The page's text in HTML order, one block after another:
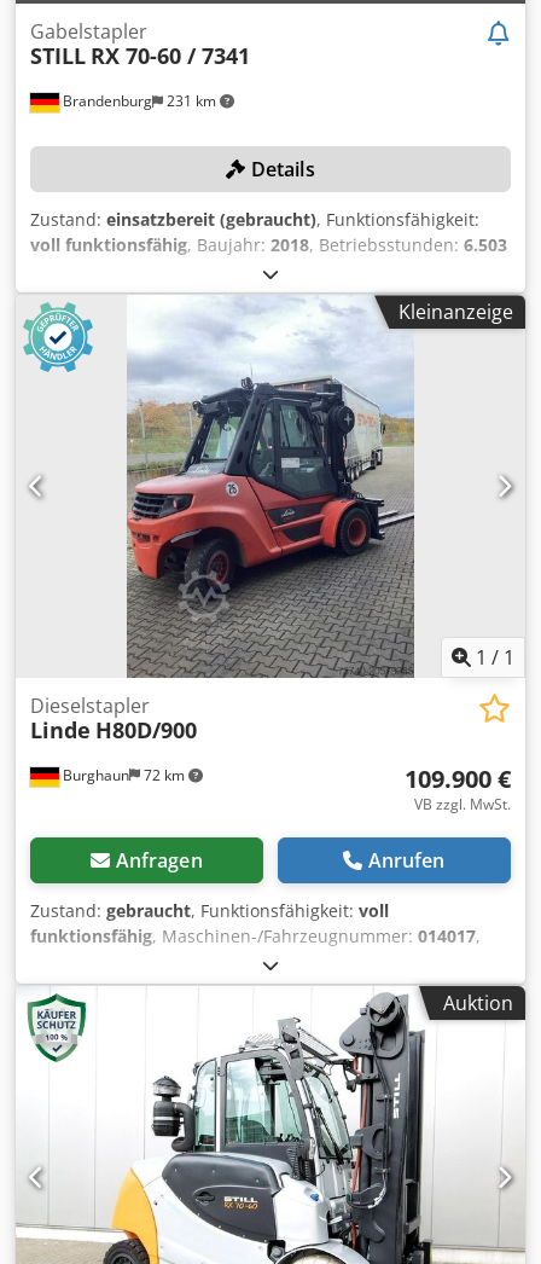
Brandenburg 231 km
Gabelstapler
STILL RX 70-60 / 7341
Details
Zustand: einsatzbereit (gebraucht), Funktionsfähigkeit:
voll funktionsfähig, Baujahr: 2018, Betriebsstunden: 6.503
, Hubhöhe:
Diesel, Bauhöhe:2.880 mm, Leergewicht:11.250 kg,
TECHNISCHE DETAILS Tragkraft: 6.000 kg Hubhöhe: 3.400
mm Bauhöhe: 2.880 mm MASCHINEN-DETAILS Credpfsza
Dn Rox Ai Djf Kraftstofftyp: Diesel Vorderreifengröße:
355/65-15 Hinterreifengröße: 250-15 Abmessungen &
Gewicht Gesamtlänge: 3.450 mm Leergewicht: 11.250 kg
Betriebsstunden: 6.503 h AUSSTATTUNG Kabine 3. Ventil
Arbeitsscheinwerfer vorne Arbeitsscheinwerfer hinten
Heizung Vollkabine CE Zertifikat
Kleinanzeige
1 / 1
Burghaun 72 km
Dieselstapler
Linde H80D/900
109.900 €
VB zzgl. MwSt.
Anfragen Anrufen
Zustand: gebraucht, Funktionsfähigkeit: voll
funktionsfähig, Maschinen-/Fahrzeugnummer: 014017,
, Betriebsstunden:
Hubhöhe:4.400 mm, Freihub:1.500 mm, Kraftstofftyp:
Diesel, Masttyp: , Bauhöhe: 2.850 mm, Gabellänge:
2.400 mm
Diesel, Dieselstapler
Fahrgestellnummer: 014017 Lastschwerpunkt: 900
Masttyp: Triplex Zustand Technisch: gut Cedpfxoxybb Hj Ai
Djrf Bereifung vorne Typ: Superelastik Bereifung hinten
Typ: Superelastik Beschreibung: Finden Sie Ihren
Gabelstaplerbei STA-TECH! Ob Hubwagen, Elektro-, Diesel-
oder Treibgas-Stapler – wir bieten preiswerte, fahrbereite
Modelle und neue Gabelstapler. STA-TECH ist Ihr Partner
für: ● Kauf und Vermietung von Gabelstaplern und
Auktion